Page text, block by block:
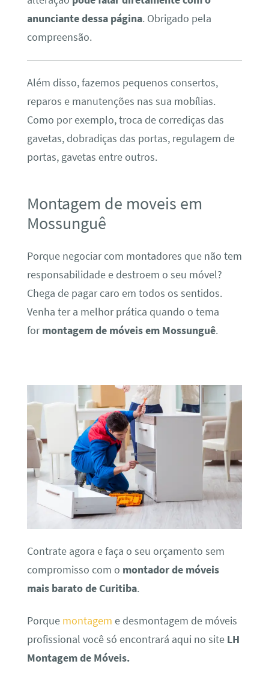
anunciante dessa página. Obrigado pela
compreensão.
Além disso, fazemos pequenos consertos,
reparos e manutenções nas sua mobílias.
Como por exemplo, troca de corrediças das
gavetas, dobradiças das portas, regulagem de
portas, gavetas entre outros.
Montagem de moveis em
Mossunguê
Porque negociar com montadores que não tem
responsabilidade e destroem o seu móvel?
Chega de pagar caro em todos os sentidos.
Venha ter a melhor prática quando o tema
formontagem de móveis em Mossunguê.
Contrate agora e faça o seu orçamento sem
compromisso com o montador de móveis
mais barato de Curitiba.
Porque montagem e desmontagem de móveis
profissional você só encontrará aqui no site LH
Montagem de Móveis.